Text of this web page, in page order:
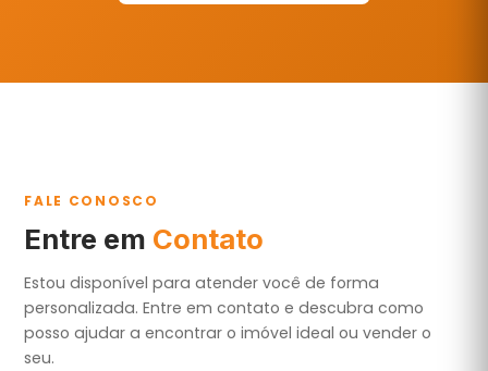
FALE CONOSCO
Entre em Contato
Estou disponível para atender você de forma
personalizada. Entre em contato e descubra como
posso ajudar a encontrar o imóvel ideal ou vender o
seu.